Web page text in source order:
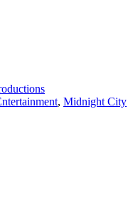
, Midnight City